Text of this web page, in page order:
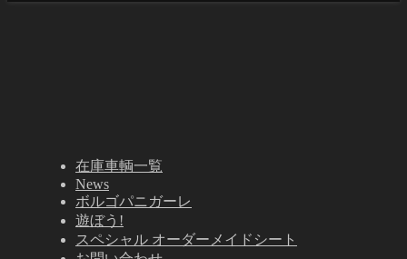
在庫車輌一覧
News
ボルゴパニガーレ
遊ぼう!
スペシャル オーダーメイドシート